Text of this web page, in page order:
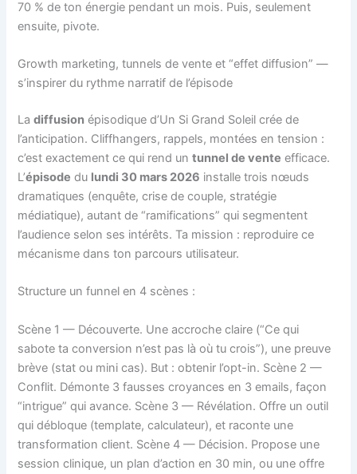
70 % de ton énergie pendant un mois. Puis, seulement
ensuite, pivote.
Growth marketing, tunnels de vente et “effet diffusion” —
s’inspirer du rythme narratif de l’épisode
Ladiffusion épisodique d’Un Si Grand Soleil crée de
l’anticipation. Cliffhangers, rappels, montées en tension :
c’est exactement ce qui rend untunnel de vente efficace.
L’épisode du lundi 30 mars 2026 installe trois nœuds
dramatiques (enquête, crise de couple, stratégie
médiatique), autant de “ramifications” qui segmentent
l’audience selon ses intérêts. Ta mission : reproduire ce
mécanisme dans ton parcours utilisateur.
Structure un funnel en 4 scènes :
Scène 1 — Découverte. Une accroche claire (“Ce qui
sabote ta conversion n’est pas là où tu crois”), une preuve
brève (stat ou mini cas). But : obtenir l’opt-in. Scène 2 —
Conflit. Démonte 3 fausses croyances en 3 emails, façon
“intrigue” qui avance. Scène 3 — Révélation. Offre un outil
qui débloque (template, calculateur), et raconte une
transformation client. Scène 4 — Décision. Propose une
session clinique, un plan d’action en 30 min, ou une offre